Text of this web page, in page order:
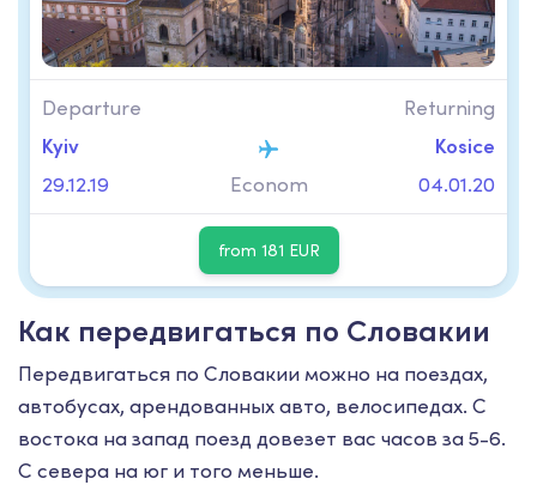
Departure
Kyiv
29.12.19
Econom
Returning
Kosice
04.01.20
from 181 EUR
Как передвигаться по Словакии
Передвигаться по Словакии можно на поездах,
автобусах, арендованных авто, велосипедах. С
востока на запад поезд довезет вас часов за 5-6.
С севера на юг и того меньше.